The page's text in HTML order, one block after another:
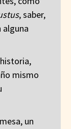
, saber,
alguna
mismo
un